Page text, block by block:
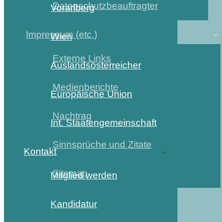
Datenschutzbeauftragter
Impressum (etc.)
Externe Links
Medienberichte
Nachtrag
Sinnsprüche und Zitate
Sitemap
Vorarlberg
Wien
Auslandsösterreicher
Europäische Union
Int. Staatengemeinschaft
Kontakt
Mitglied werden
Kandidatur